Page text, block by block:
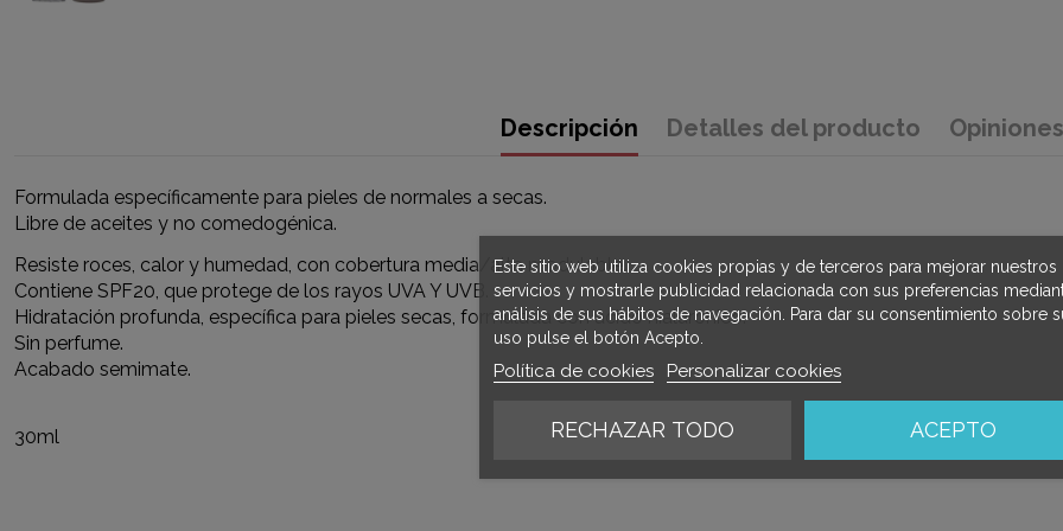
Descripción Detalles del producto Opiniones
Formulada específicamente para pieles de normales a secas.
Libre de aceites y no comedogénica.
Resiste roces, calor y humedad, con cobertura media/alta modulable.
Contiene SPF20, que protege de los rayos UVA Y UVB.
Hidratación profunda, específica para pieles secas, formulada con ácido hialurónico.
Sin perfume.
Acabado semimate.
30ml
Este sitio web utiliza cookies propias y de terceros para mejorar nuestros
servicios y mostrarle publicidad relacionada con sus preferencias
análisis de sus hábitos de navegación. Para dar su consentimiento sobre
uso pulse el botón Acepto.
Política de cookies Personalizar cookies
RECHAZAR TODO ACEPTO